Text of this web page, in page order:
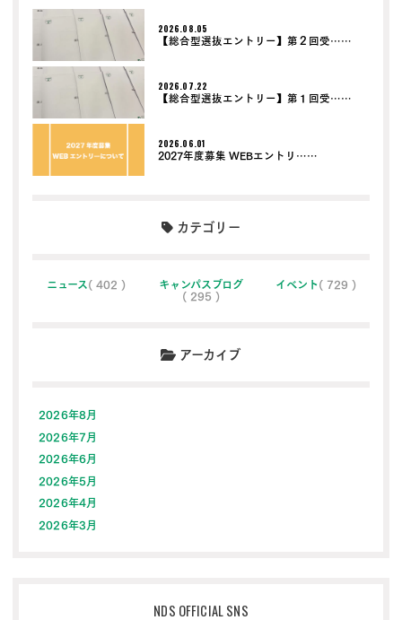
2026.08.05
【総合型選抜エントリー】第２回受……
2026.07.22
【総合型選抜エントリー】第１回受……
2026.06.01
2027年度募集 WEBエントリ……
カテゴリー
ニュース( 402 )
キャンパスブログ
( 295 )
イベント ( 729 )
アーカイブ
2026年8月
2026年7月
2026年6月
2026年5月
2026年4月
2026年3月
NDS OFFICIAL SNS